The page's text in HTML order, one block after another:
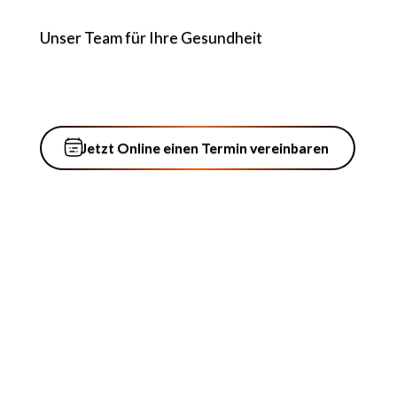
Unser Team für Ihre Gesundheit
Jetzt Online einen Termin vereinbaren
Jetzt Online einen Termin